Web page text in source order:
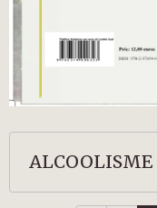
ALCOOLISME